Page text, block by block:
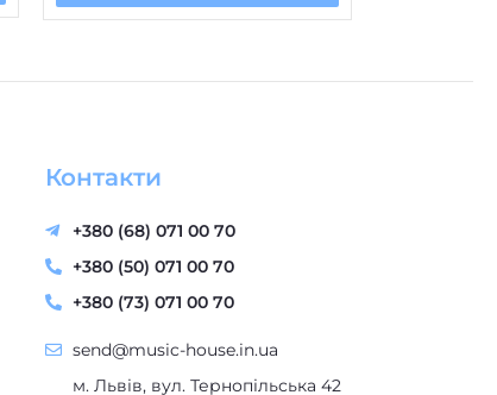
Контакти
+380 (68) 071 00 70
+380 (50) 071 00 70
+380 (73) 071 00 70
send@music-house.in.ua
м. Львів, вул. Тернопільська 42